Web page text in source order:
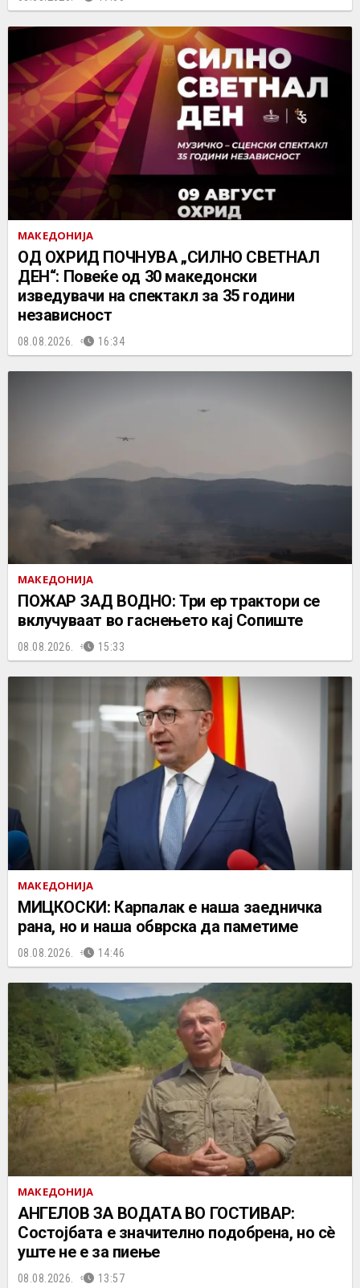
МАКЕДОНИЈА
ОД ОХРИД ПОЧНУВА „СИЛНО СВЕТНАЛ
ДЕН“: Повеќе од 30 македонски
изведувачи на спектакл за 35 години
независност
08.08.2026. 16:34
МАКЕДОНИЈА
ПОЖАР ЗАД ВОДНО: Три ер трактори се
вклучуваат во гаснењето кај Сопиште
08.08.2026. 15:33
МАКЕДОНИЈА
МИЦКОСКИ: Карпалак е наша заедничка
рана, но и наша обврска да паметиме
08.08.2026. 14:46
МАКЕДОНИЈА
АНГЕЛОВ ЗА ВОДАТА ВО ГОСТИВАР:
Состојбата е значително подобрена, но сè
уште не е за пиење
08.08.2026. 13:57